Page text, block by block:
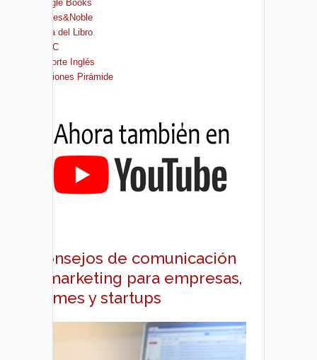
Google Books
Barnes&Noble
Casa del Libro
FNAC
El Corte Inglés
Ediciones Pirámide
Consejos de comunicación
y marketing para empresas,
pymes y startups